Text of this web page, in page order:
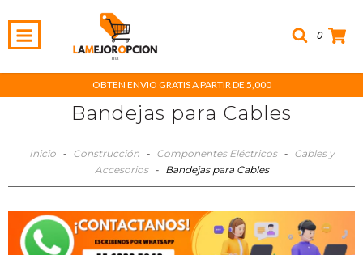
0
OBTEN ENVIO GRATIS A PARTIR DE 5,000
Bandejas para Cables
Inicio - Construcción - Componentes Eléctricos -
Cables y
Accesorios
- Bandejas para Cables